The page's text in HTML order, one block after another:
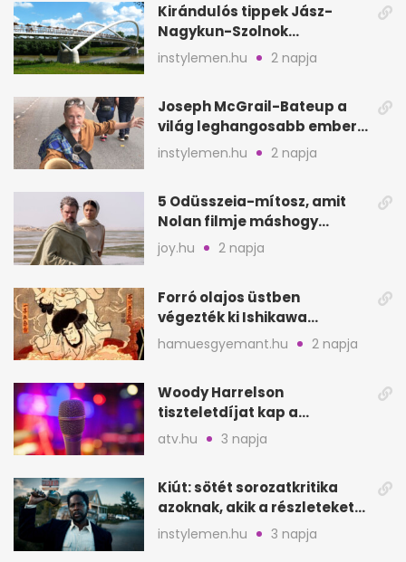
Kirándulós tippek Jász-
Nagykun-Szolnok
megyében: 6 kihagyhatatlan
hely
instylemen.hu 2 napja
Joseph McGrail-Bateup a
világ leghangosabb embere
lett Ausztráliából
instylemen.hu 2 napja
5 Odüsszeia-mítosz, amit
Nolan filmje máshogy
mutat, mint Homérosz
joy.hu 2 napja
Forró olajos üstben
végezték ki Ishikawa
Goemont, Japán Robin
Hoodját
hamuesgyemant.hu 2 napja
Woody Harrelson
tiszteletdíjat kap a
Szarajevói Filmfesztiválon
atv.hu 3 napja
Kiút: sötét sorozatkritika
azoknak, akik a részleteket
keresik
instylemen.hu 3 napja